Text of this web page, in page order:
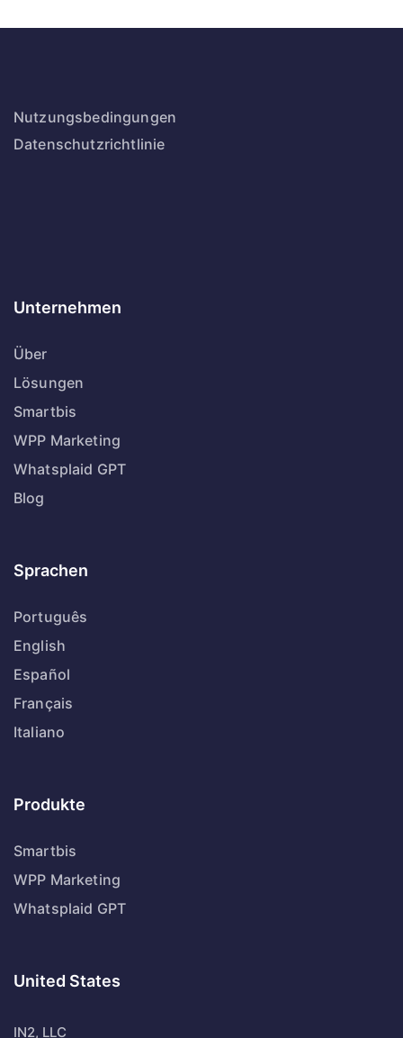
Nutzungsbedingungen
Datenschutzrichtlinie
Unternehmen
Über
Lösungen
Smartbis
WPP Marketing
Whatsplaid GPT
Blog
Sprachen
Português
English
Español
Français
Italiano
Produkte
Smartbis
WPP Marketing
Whatsplaid GPT
United States
IN2, LLC